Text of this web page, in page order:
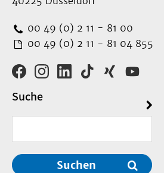
00 49 (0) 2 11 - 81 00
00 49 (0) 2 11 - 81 04 855
Suche
Suchen